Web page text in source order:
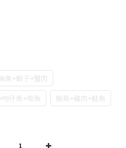
魚+蝦子+蟹肉
吻仔魚+柴魚
鮪魚+雞肉+鮭魚